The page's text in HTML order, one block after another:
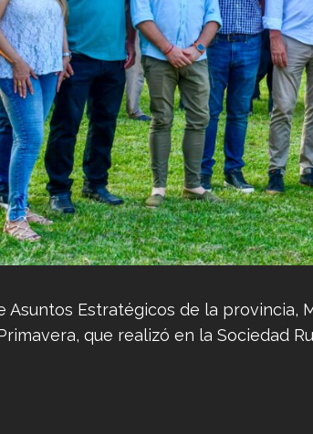
Asuntos Estratégicos de la provincia,
que realizó en la Sociedad